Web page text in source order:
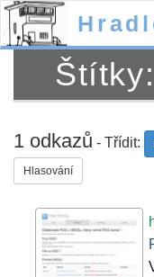
1 odkazů - Třídit:
Hlasování